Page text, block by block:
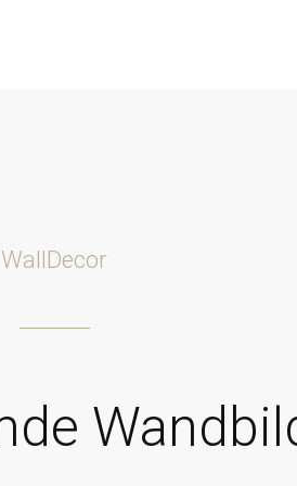
WallDecor